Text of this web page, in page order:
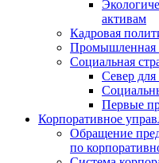
активам
Кадровая
Промышленная
Социальная
Север для
Первые
Корпоративное
Обращение
по